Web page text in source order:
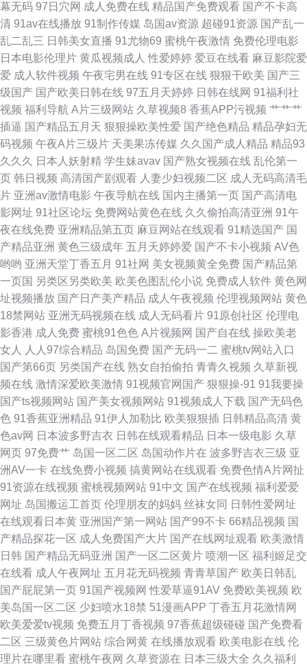
香蕉 激情色色综合导航 欧洲视频一区 亚洲另类图片69 97在线视频国产 精品
幕无码 97日穴网 成人免费在线 精品国产免费观看 国产不卡高
清 91av在线播放 91制作传媒 岛国av资源 超碰91资源 国产乱一
乱二乱三 日韩美女直播 91尤物69 蜜桃午夜激情 免费伦理电影
日本电影伦理片 黄瓜视频成人 性爱婷婷 爱豆在线看 麻豆影院爱
爱 成人软件视频 午夜宅男在线 91专区在线 狠狠干欧美 国产三
级国产 国产欧美日韩在线 97五月天婷婷 日韩在线网 91福利社
视频 福利导航 A片三级网站 久草视频8 香蕉APP污视频 艹艹艹
插逼 国产精品五月天 狠狠操欧美性爱 国产绝色精品 精品孕妇无
码视频 午夜A片三级片 天美果冻传媒 久久国产成人精品 精品93
久久久
日本人妖射精 学生妹avav 国产熟女视频在线 乱伦第一
页 韩日视频 高清国产剧观看 人妻少妇视频二区 成人无码高清毛
片 亚洲av激情电影 午夜导航在线 国内主播第一页 国产高清电
影网址 91社区论坛 免费网站黄色在线 久久偷拍高清亚洲 91午
夜在线免费 亚洲精品第五页 麻豆网站在线观看 91精选国产 国
产精品亚洲 黄色三级成年 五月天婷婷爱 国产不卡小视频 AV色
哟哟 亚洲天堂丁香五月 91社网 美女视频黄全免费 国产精品第
一页国 另类区另类欧美 欧美色图乱伦小说 免费成人软件 黄色网
址视频播放 国产日产美产精品 成人午夜视频 伦理视频网站 黄色
18禁网站 亚洲无码视频在线 成人无码看片 91原创社区 伦理电
影香港 成人免费 蜜桃91色色 A片视频网 国产自在线 操欧美老
女人
人人97综合精品 岛国免费 国产无码一二 蜜桃tv网站入口
国产第66页 另类国产在线 熟女自拍偷拍 青青久视频 久草新视
频在线 激情深爱欧美激情 91视频官网国产 狠狠操-91 91我要操
国产ts视频网站 国产美女视频网站 91视频成人下载 国产无码色
色 91香蕉亚洲精品 91伊人加勒比 欧美狠狠插 日韩精品高清 黄
色av网 日本波多野吉衣 日韩在线观看精品 日本一级电影 久草
网页 97免费艹 岛国一区二区 岛国动作片在 波多野吉衣三级 亚
洲AV一卡 在线免费小视频 搞黄网站在线观看 免费色情A片网扯
91资源在线视频 蜜桃视频网站 91中文 国产在线视频 福利爱爱
网址 岛国搬运工首页 伦理朋友的妈妈 丝袜女同 日韩性爱网址
在线观看日本黄 亚洲国产第一网站 国产99不卡 66精品视频 国
产精品探花一区 成人免费国产大片 国产在线网址观看 欧美激情
日韩 国产精品无码亚洲 国产一区二区黄片 喷潮一区 福利姬足交
在线看 成人午夜网址 五月花无码视频 青青草国产 欧美日韩乱
国产屁屁第一页 91国产视频网 性爱草逼91AV 免费欧美视频 欧
美岛国一区二区 少妇喷水18禁 51漫画APP 丁香五月花激情网
欧美爱爱tv视频 免费五月丁香视频 97香蕉超级碰碰 国产免费看
二区 三级黄色片网站 综合网黄 在线播放观看 欧美电影在线 伦
理片在哪里看 蜜桃午夜网 久草资源在 日本三级大全 久久福利